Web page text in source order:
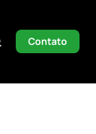
Contato